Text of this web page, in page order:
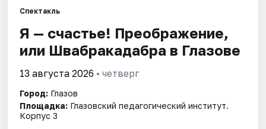
Спектакль
Я — счастье! Преображение,
или Швабракадабра в Глазове
13 августа 2026 • четверг
Город: Глазов
Площадка: Глазовский педагогический институт.
Корпус 3